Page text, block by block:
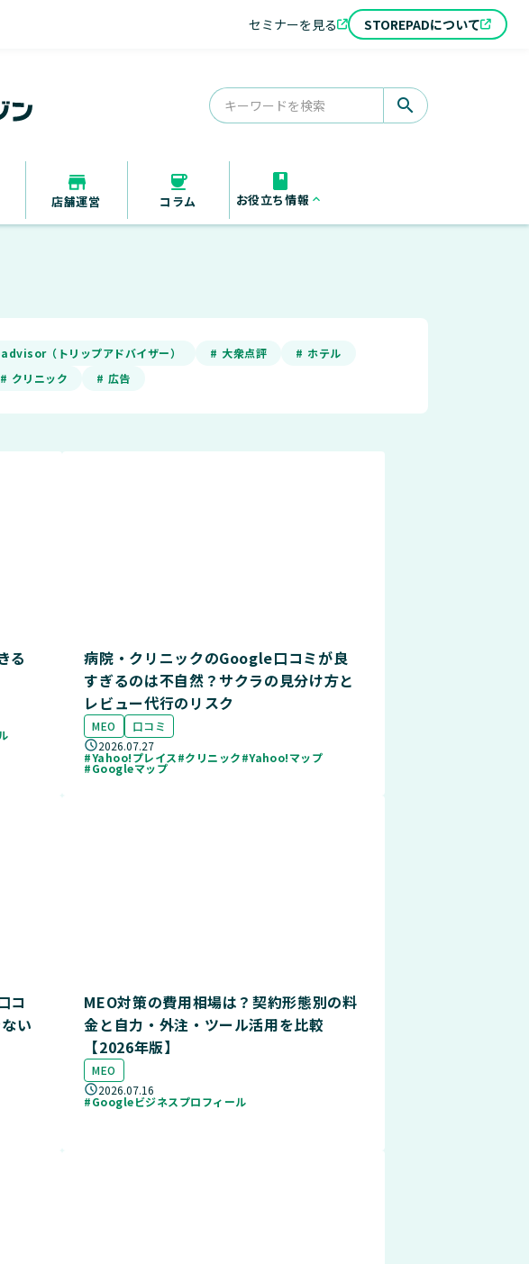
search
店舗運営 コラム お役立ち情報 keyboard_arrow_up
セミナーを見る STOREPADについて
（トリップアドバイザー） # 大衆点評
# ホテル
# クリニック # 広告
る
病院・クリニックのGoogle口コミが良
すぎるのは不自然？サクラの見分け方と
レビュー代行のリスク
MEO
口コミ
2026.07.27
#Yahoo!プレイス#クリニック#Yahoo!マップ
#Googleマップ
コ
い
MEO対策の費用相場は？契約形態別の料
金と自力・外注・ツール活用を比較
【2026年版】
MEO
2026.07.16
#Googleビジネスプロフィール